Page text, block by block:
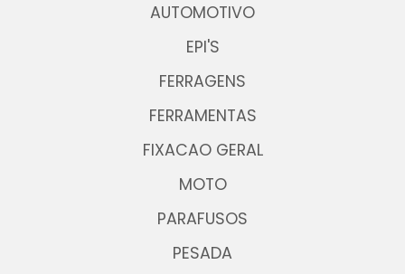
AUTOMOTIVO
EPI'S
FERRAGENS
FERRAMENTAS
FIXACAO GERAL
MOTO
PARAFUSOS
PESADA